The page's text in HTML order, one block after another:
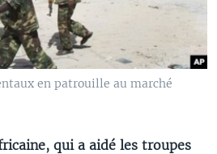
en patrouille au marché
qui a aidé les troupes